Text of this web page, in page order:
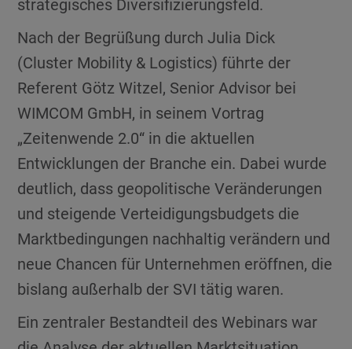
strategisches Diversifizierungsfeld.
Nach der Begrüßung durch Julia Dick
(Cluster Mobility & Logistics) führte der
Referent Götz Witzel, Senior Advisor bei
WIMCOM GmbH, in seinem Vortrag
„Zeitenwende 2.0“ in die aktuellen
Entwicklungen der Branche ein. Dabei wurde
deutlich, dass geopolitische Veränderungen
und steigende Verteidigungsbudgets die
Marktbedingungen nachhaltig verändern und
neue Chancen für Unternehmen eröffnen, die
bislang außerhalb der SVI tätig waren.
Ein zentraler Bestandteil des Webinars war